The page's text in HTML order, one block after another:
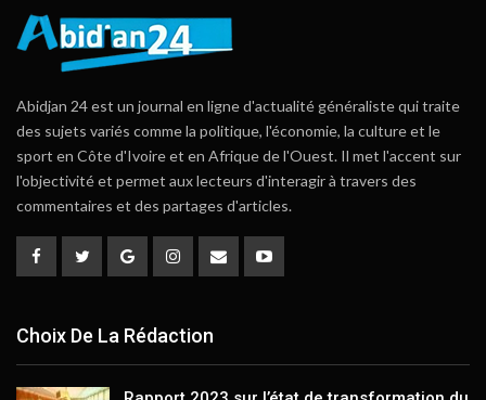
Abidjan 24 est un journal en ligne d'actualité généraliste qui traite
des sujets variés comme la politique, l'économie, la culture et le
sport en Côte d'Ivoire et en Afrique de l'Ouest. Il met l'accent sur
l'objectivité et permet aux lecteurs d'interagir à travers des
commentaires et des partages d'articles.
Choix De La Rédaction